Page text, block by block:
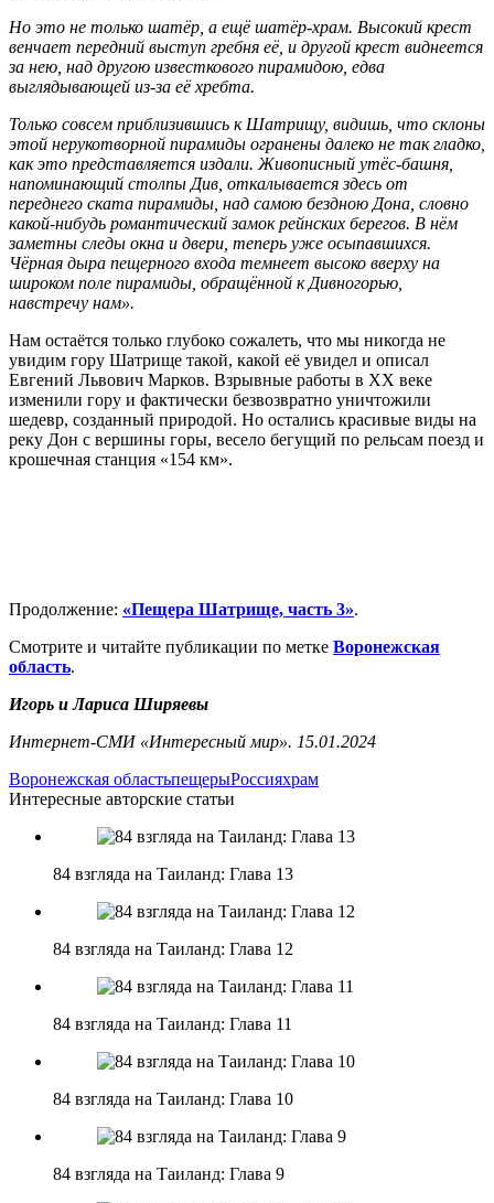
Но это не только шатёр, а ещё шатёр-храм. Высокий крест
венчает передний выступ гребня её, и другой крест виднеется
за нею, над другою известкового пирамидою, едва
выглядывающей из-за её хребта.
Только совсем приблизившись к Шатрищу, видишь, что склоны
этой нерукотворной пирамиды огранены далеко не так гладко,
как это представляется издали. Живописный утёс-башня,
напоминающий столпы Див, откалывается здесь от
переднего ската пирамиды, над самою бездною Дона, словно
какой-нибудь романтический замок рейнских берегов. В нём
заметны следы окна и двери, теперь уже осыпавшихся.
Чёрная дыра пещерного входа темнеет высоко вверху на
широком поле пирамиды, обращённой к Дивногорью,
навстречу нам».
Нам остаётся только глубоко сожалеть, что мы никогда не
увидим гору Шатрище такой, какой её увидел и описал
Евгений Львович Марков. Взрывные работы в ХХ веке
изменили гору и фактически безвозвратно уничтожили
шедевр, созданный природой. Но остались красивые виды на
реку Дон с вершины горы, весело бегущий по рельсам поезд и
крошечная станция «154 км».
Продолжение: «Пещера Шатрище, часть 3».
Смотрите и читайте публикации по метке Воронежская
область.
Игорь и Лариса Ширяевы
Интернет-СМИ «Интересный мир». 15.01.2024
Воронежская областьпещерыРоссияхрам
Интересные авторские статьи
84 взгляда на Таиланд: Глава 13
84 взгляда на Таиланд: Глава 12
84 взгляда на Таиланд: Глава 11
84 взгляда на Таиланд: Глава 10
84 взгляда на Таиланд: Глава 9